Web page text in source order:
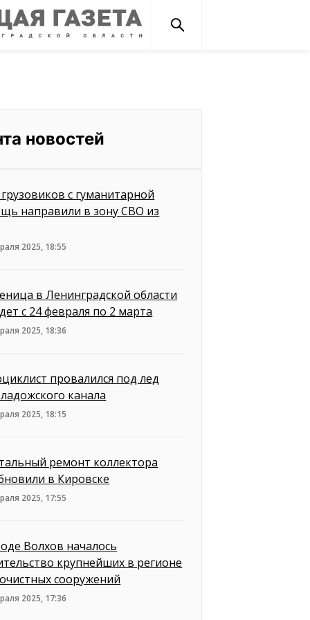
новостей
с гуманитарной
направили в зону СВО из
2025, 18:55
в Ленинградской области
с 24 февраля по 2 марта
2025, 18:36
провалился под лед
канала
2025, 18:15
ремонт коллектора
в Кировске
2025, 17:55
Волхов началось
крупнейших в регионе
сооружений
2025, 17:36